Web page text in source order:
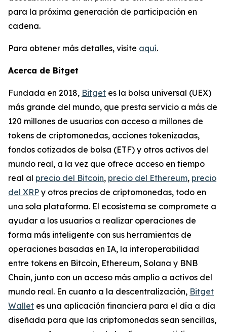
para la próxima generación de participación en
cadena.
Para obtener más detalles, visite aquí.
Acerca de Bitget
Fundada en 2018, Bitget es la bolsa universal (UEX)
más grande del mundo, que presta servicio a más de
120 millones de usuarios con acceso a millones de
tokens de criptomonedas, acciones tokenizadas,
fondos cotizados de bolsa (ETF) y otros activos del
mundo real, a la vez que ofrece acceso en tiempo
real al precio del Bitcoin, precio del Ethereum, precio
del XRP y otros precios de criptomonedas, todo en
una sola plataforma. El ecosistema se compromete a
ayudar a los usuarios a realizar operaciones de
forma más inteligente con sus herramientas de
operaciones basadas en IA, la interoperabilidad
entre tokens en Bitcoin, Ethereum, Solana y BNB
Chain, junto con un acceso más amplio a activos del
mundo real. En cuanto a la descentralización, Bitget
Wallet es una aplicación financiera para el día a día
diseñada para que las criptomonedas sean sencillas,